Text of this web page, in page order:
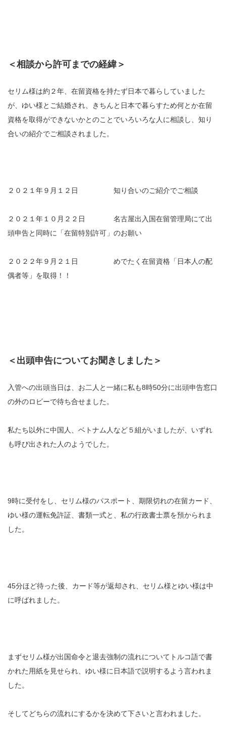
＜相談から許可までの経緯＞
セリム様は約２年、在留資格を持たず日本で暮らしていました
が、ゆい様とご結婚され、きちんと日本で暮らすため何とか在留
資格を取得ができないかとのことでいろいろな人に相談し、知り
合いの紹介でご相談されました。
２０２１年９月１２日 知り合いのご紹介でご相談
２０２１年１０月２２日 名古屋出入国在留管理局にて出
頭申告と同時に「在留特別許可」のお願い
２０２２年９月２１日 めでたく在留資格「日本人の配
偶者等」を取得！！
＜出頭申告についてお聞きしました＞
入管への出頭当日は、お二人と一緒に私も8時50分に出頭申告窓口
の外のロビーで待ち合せました。
私たち以外に中国人、ベトナム人など５組がいましたが、いずれ
も呼び出された人のようでした。
9時に受付をし、セリム様のパスポート、期限切れの在留カード、
ゆい様の運転免許証、書類一式と、私の行政書士票を預かられま
した。
45分ほど待った後、カード等が返却され、セリム様とゆい様は中
に呼ばれました。
まずセリム様が出国命令と退去強制の流れについてトルコ語で書
かれた用紙を見せられ、ゆい様に日本語で説明するよう言われま
した。
そしてどちらの流れにするかを決めて下さいと言われました。